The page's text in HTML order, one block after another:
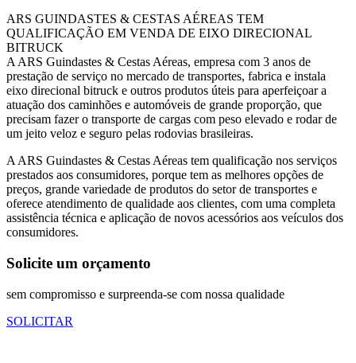
ARS GUINDASTES & CESTAS AÉREAS TEM
QUALIFICAÇÃO EM VENDA DE EIXO DIRECIONAL
BITRUCK
A ARS Guindastes & Cestas Aéreas, empresa com 3 anos de
prestação de serviço no mercado de transportes, fabrica e instala
eixo direcional bitruck e outros produtos úteis para aperfeiçoar a
atuação dos caminhões e automóveis de grande proporção, que
precisam fazer o transporte de cargas com peso elevado e rodar de
um jeito veloz e seguro pelas rodovias brasileiras.
A ARS Guindastes & Cestas Aéreas tem qualificação nos serviços
prestados aos consumidores, porque tem as melhores opções de
preços, grande variedade de produtos do setor de transportes e
oferece atendimento de qualidade aos clientes, com uma completa
assistência técnica e aplicação de novos acessórios aos veículos dos
consumidores.
Solicite um orçamento
sem compromisso e surpreenda-se com nossa qualidade
SOLICITAR